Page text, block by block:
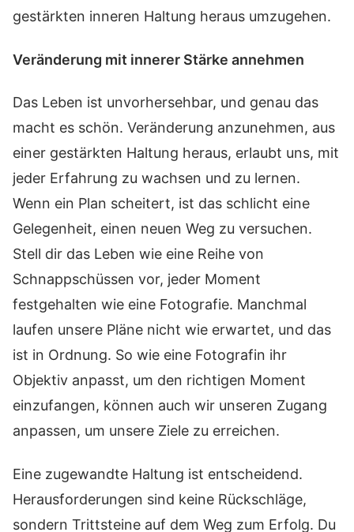
gestärkten inneren Haltung heraus umzugehen.
Veränderung mit innerer Stärke annehmen
Das Leben ist unvorhersehbar, und genau das
macht es schön. Veränderung anzunehmen, aus
einer gestärkten Haltung heraus, erlaubt uns, mit
jeder Erfahrung zu wachsen und zu lernen.
Wenn ein Plan scheitert, ist das schlicht eine
Gelegenheit, einen neuen Weg zu versuchen.
Stell dir das Leben wie eine Reihe von
Schnappschüssen vor, jeder Moment
festgehalten wie eine Fotografie. Manchmal
laufen unsere Pläne nicht wie erwartet, und das
ist in Ordnung. So wie eine Fotografin ihr
Objektiv anpasst, um den richtigen Moment
einzufangen, können auch wir unseren Zugang
anpassen, um unsere Ziele zu erreichen.
Eine zugewandte Haltung ist entscheidend.
Herausforderungen sind keine Rückschläge,
sondern Trittsteine auf dem Weg zum Erfolg. Du